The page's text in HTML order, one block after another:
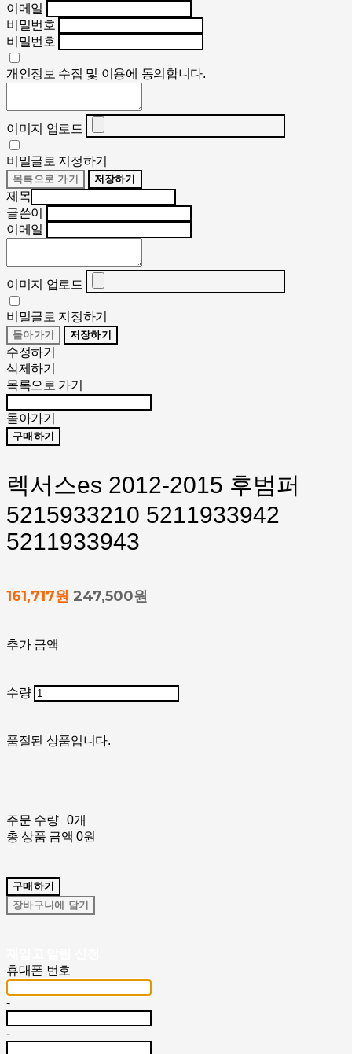
이메일
비밀번호
비밀번호
개인정보 수집 및 이용에 동의합니다.
이미지 업로드
비밀글로 지정하기
목록으로 가기 저장하기
제목
글쓴이
이메일
이미지 업로드
비밀글로 지정하기
돌아가기 저장하기
수정하기
삭제하기
목록으로 가기
돌아가기
구매하기
렉서스es 2012-2015 후범퍼
5215933210 5211933942
5211933943
161,717원 247,500원
추가 금액
수량
품절된 상품입니다.
주문 수량
0개
총 상품 금액 0원
구매하기
장바구니에 담기
휴대폰 번호
-
-